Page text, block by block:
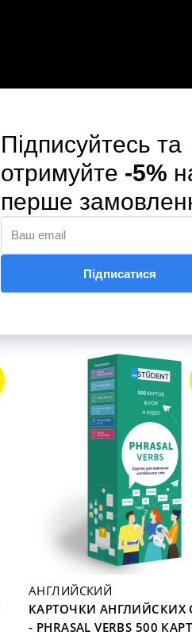
АНГЛИЙСКИЙ
КАРТОЧКИ АНГЛИЙСКИХ
- PHRASAL VERBS 500